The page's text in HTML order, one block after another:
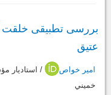
بررسی تطبیقی خلقت
عتیق
امیر خواص
/ استاديار
خميني